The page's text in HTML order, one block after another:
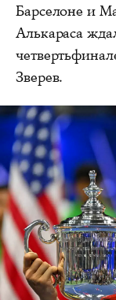
Барселоне и
Алькараса
Зверев.